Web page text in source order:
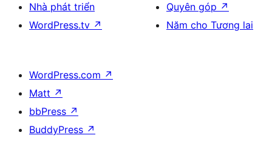
Nhà phát triển
WordPress.tv ↗
Quyên góp ↗
Năm cho Tương lai
WordPress.com ↗
Matt ↗
bbPress ↗
BuddyPress ↗